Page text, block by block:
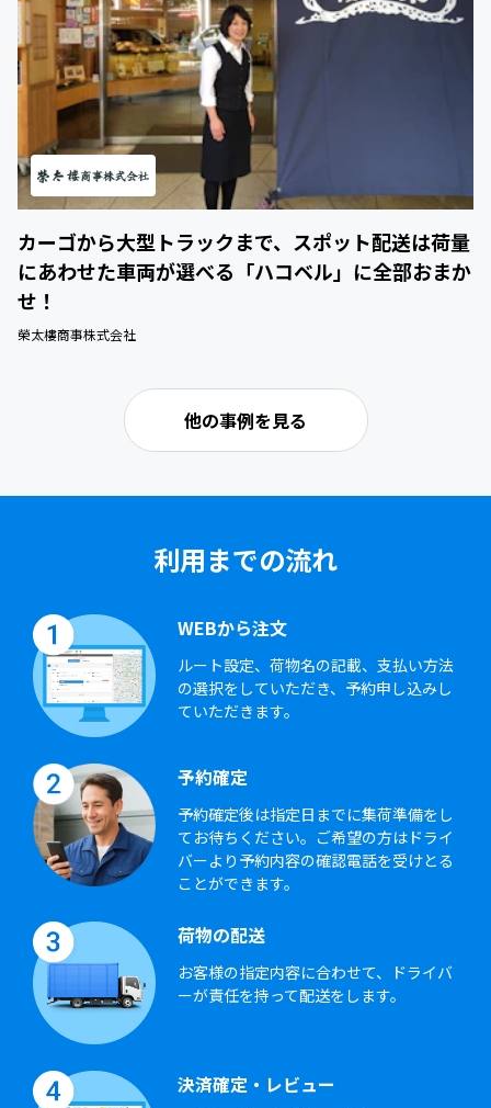
カーゴから大型トラックまで、スポット配送は荷量
にあわせた車両が選べる「ハコベル」に全部おまか
せ！
榮太樓商事株式会社
他の事例を見る
利用までの流れ
WEBから注文
ルート設定、荷物名の記載、支払い方法
の選択をしていただき、予約申し込みし
ていただきます。
予約確定
予約確定後は指定日までに集荷準備をし
てお待ちください。ご希望の方はドライ
バーより予約内容の確認電話を受けとる
ことができます。
荷物の配送
お客様の指定内容に合わせて、ドライバ
ーが責任を持って配送をします。
決済確定・レビュー